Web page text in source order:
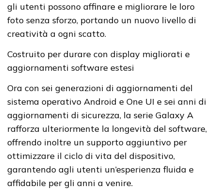
gli utenti possono affinare e migliorare le loro
foto senza sforzo, portando un nuovo livello di
creatività a ogni scatto.
Costruito per durare con display migliorati e
aggiornamenti software estesi
Ora con sei generazioni di aggiornamenti del
sistema operativo Android e One UI e sei anni di
aggiornamenti di sicurezza, la serie Galaxy A
rafforza ulteriormente la longevità del software,
offrendo inoltre un supporto aggiuntivo per
ottimizzare il ciclo di vita del dispositivo,
garantendo agli utenti un’esperienza fluida e
affidabile per gli anni a venire.